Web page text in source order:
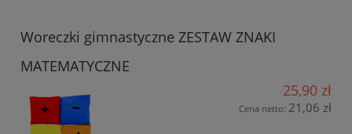
Woreczki gimnastyczne ZESTAW ZNAKI
MATEMATYCZNE
25,90 zł
Cena netto: 21,06 zł